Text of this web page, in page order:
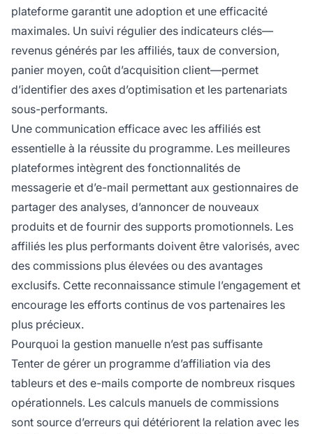
plateforme garantit une adoption et une efficacité
maximales. Un suivi régulier des indicateurs clés—
revenus générés par les affiliés, taux de conversion,
panier moyen, coût d’acquisition client—permet
d’identifier des axes d’optimisation et les partenariats
sous-performants.
Une communication efficace avec les affiliés est
essentielle à la réussite du programme. Les meilleures
plateformes intègrent des fonctionnalités de
messagerie et d’e-mail permettant aux gestionnaires de
partager des analyses, d’annoncer de nouveaux
produits et de fournir des supports promotionnels. Les
affiliés les plus performants doivent être valorisés, avec
des commissions plus élevées ou des avantages
exclusifs. Cette reconnaissance stimule l’engagement et
encourage les efforts continus de vos partenaires les
plus précieux.
Pourquoi la gestion manuelle n’est pas suffisante
Tenter de gérer un programme d’affiliation via des
tableurs et des e-mails comporte de nombreux risques
opérationnels. Les calculs manuels de commissions
sont source d’erreurs qui détériorent la relation avec les